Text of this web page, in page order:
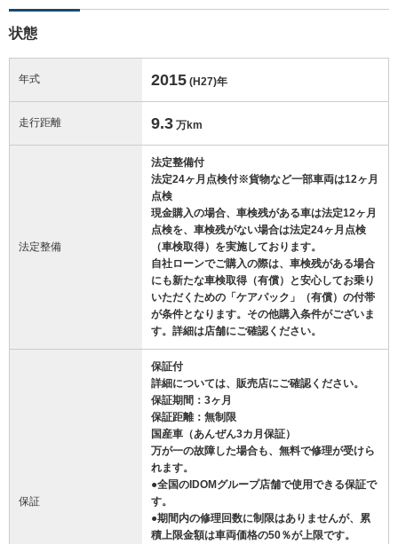
状態
年式 2015 (H27)年
走行距離 9.3 万km
法定整備
法定整備付
法定24ヶ月点検付※貨物など一部車両は12ヶ月
点検
現金購入の場合、車検残がある車は法定12ヶ月
点検を、車検残がない場合は法定24ヶ月点検
（車検取得）を実施しております。
自社ローンでご購入の際は、車検残がある場合
にも新たな車検取得（有償）と安心してお乗り
いただくための「ケアパック」（有償）の付帯
が条件となります。その他購入条件がございま
す。詳細は店舗にご確認ください。
保証
保証付
詳細については、販売店にご確認ください。
保証期間：3ヶ月
保証距離：無制限
国産車（あんぜん3カ月保証）
万が一の故障した場合も、無料で修理が受けら
れます。
●全国のIDOMグループ店舗で使用できる保証で
す。
●期間内の修理回数に制限はありませんが、累
積上限金額は車両価格の50％が上限です。